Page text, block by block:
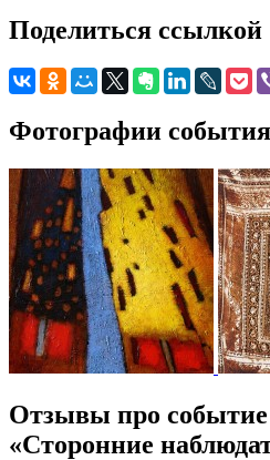
Поделиться ссылкой
Фотографии события
Отзывы про
«Сторонние